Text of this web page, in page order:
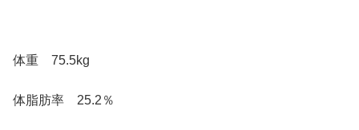
体重 75.5kg
体脂肪率 25.2％